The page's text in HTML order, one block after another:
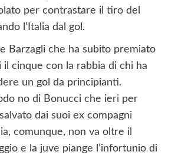
per contrastare il tiro del
l’Italia dal gol.
Barzagli che ha subito premiato
il cinque con la rabbia di chi ha
un gol da principianti.
no di Bonucci che ieri per
dai suoi ex compagni
comunque, non va oltre il
e la juve piange l’infortunio di